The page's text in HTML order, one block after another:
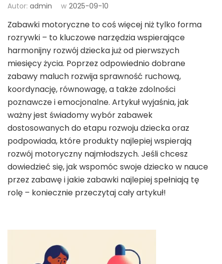
Autor: admin w 2025-09-10
Zabawki motoryczne to coś więcej niż tylko forma
rozrywki – to kluczowe narzędzia wspierające
harmonijny rozwój dziecka już od pierwszych
miesięcy życia. Poprzez odpowiednio dobrane
zabawy maluch rozwija sprawność ruchową,
koordynację, równowagę, a także zdolności
poznawcze i emocjonalne. Artykuł wyjaśnia, jak
ważny jest świadomy wybór zabawek
dostosowanych do etapu rozwoju dziecka oraz
podpowiada, które produkty najlepiej wspierają
rozwój motoryczny najmłodszych. Jeśli chcesz
dowiedzieć się, jak wspomóc swoje dziecko w nauce
przez zabawę i jakie zabawki najlepiej spełniają tę
rolę – koniecznie przeczytaj cały artykuł!